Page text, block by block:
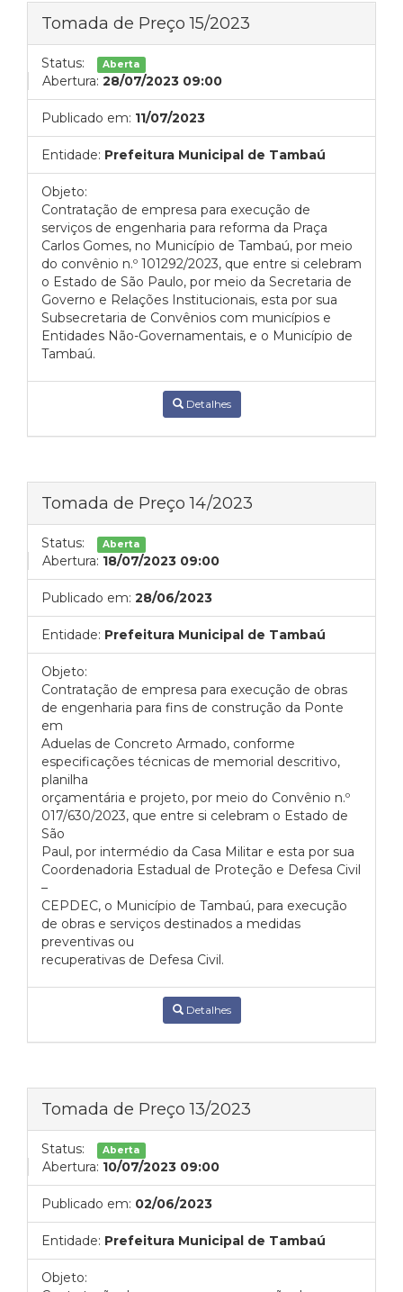
Tomada de Preço 15/2023
Status: Aberta
Abertura: 28/07/2023 09:00
Publicado em: 11/07/2023
Entidade: Prefeitura Municipal de Tambaú
Objeto:
Contratação de empresa para execução de
serviços de engenharia para reforma da Praça
Carlos Gomes, no Município de Tambaú, por meio
do convênio n.º 101292/2023, que entre si celebram
o Estado de São Paulo, por meio da Secretaria de
Governo e Relações Institucionais, esta por sua
Subsecretaria de Convênios com municípios e
Entidades Não-Governamentais, e o Município de
Tambaú.
Detalhes
Tomada de Preço 14/2023
Status: Aberta
Abertura: 18/07/2023 09:00
Publicado em: 28/06/2023
Entidade: Prefeitura Municipal de Tambaú
Objeto:
Contratação de empresa para execução de obras
de engenharia para fins de construção da Ponte
em
Aduelas de Concreto Armado, conforme
especificações técnicas de memorial descritivo,
planilha
orçamentária e projeto, por meio do Convênio n.º
017/630/2023, que entre si celebram o Estado de
São
Paul, por intermédio da Casa Militar e esta por sua
Coordenadoria Estadual de Proteção e Defesa Civil
–
CEPDEC, o Município de Tambaú, para execução
de obras e serviços destinados a medidas
preventivas ou
recuperativas de Defesa Civil.
Detalhes
Tomada de Preço 13/2023
Status: Aberta
Abertura: 10/07/2023 09:00
Publicado em: 02/06/2023
Entidade: Prefeitura Municipal de Tambaú
Objeto: